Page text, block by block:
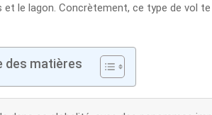
le lagon. Concrètement, ce type de vol
des matières